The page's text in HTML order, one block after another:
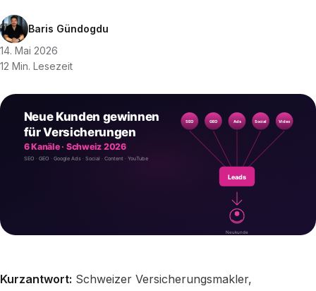
Baris Gündogdu
14. Mai 2026
12 Min. Lesezeit
Kurzantwort: Schweizer Versicherungsmakler,